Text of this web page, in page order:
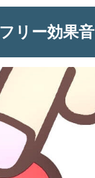
リー効果音